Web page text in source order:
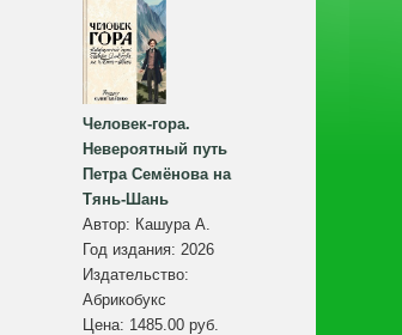
Человек-гора.
Невероятный путь
Петра Семёнова на
Тянь-Шань
Автор: Кашура А.
Год издания: 2026
Издательство:
Абрикобукс
Цена: 1485.00 руб.